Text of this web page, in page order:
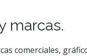
marcas.
comerciales,